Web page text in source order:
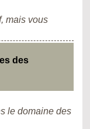
mais vous
des
le domaine des